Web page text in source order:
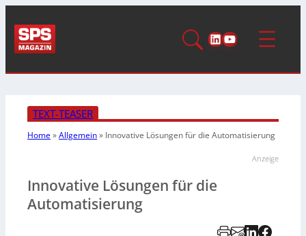
LinkedIn
YouTube
TEXT-TEASER
Home»Allgemein» Innovative Lösungen für die Automatisierung
Anzeige
Innovative Lösungen für die
Automatisierung